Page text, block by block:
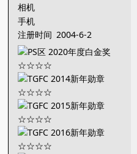
相机
手机
注册时间 2004-6-2